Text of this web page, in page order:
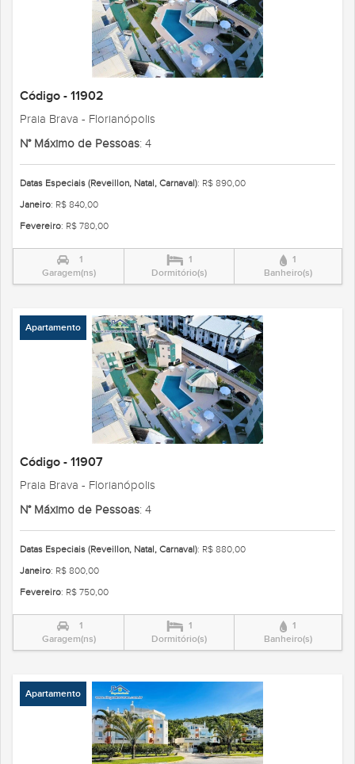
Código - 11902
Praia Brava - Florianópolis
N° Máximo de Pessoas: 4
Datas Especiais (Reveillon, Natal, Carnaval): R$ 890,00
Janeiro: R$ 840,00
Fevereiro: R$ 780,00
1
Garagem(ns)
1
Dormitório(s)
1
Banheiro(s)
Apartamento
Código - 11907
Praia Brava - Florianópolis
N° Máximo de Pessoas: 4
Datas Especiais (Reveillon, Natal, Carnaval): R$ 880,00
Janeiro: R$ 800,00
Fevereiro: R$ 750,00
1
Garagem(ns)
1
Dormitório(s)
1
Banheiro(s)
Apartamento